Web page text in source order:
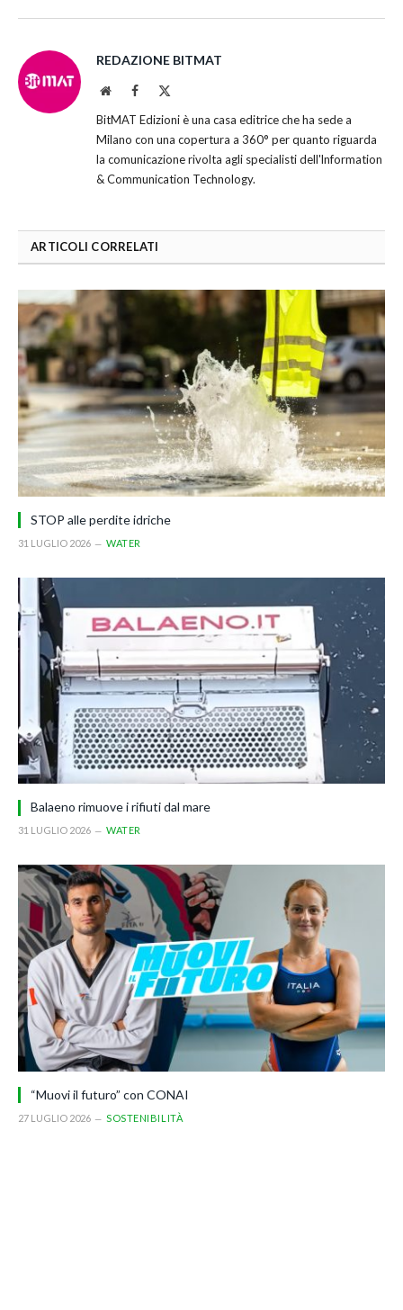
REDAZIONE BITMAT
WebsiteFacebook
BitMAT Edizioni è una casa editrice che ha sede a
Milano con una copertura a 360° per quanto riguarda
la comunicazione rivolta agli specialisti dell'lnformation
& Communication Technology.
ARTICOLI CORRELATI
STOP alle perdite idriche
31 LUGLIO 2026 WATER
Balaeno rimuove i rifiuti dal mare
31 LUGLIO 2026 WATER
“Muovi il futuro” con CONAI
27 LUGLIO 2026 SOSTENIBILITÀ